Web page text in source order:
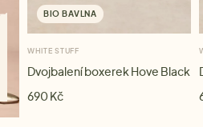
BIO BAVLNA
WHITE STUFF
Dvojbalení boxerek Hove Black
690 Kč